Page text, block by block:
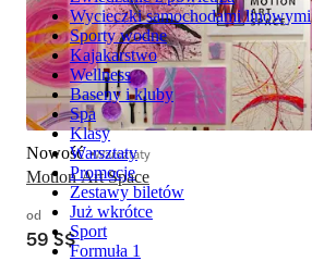
Wycieczki samochodami linowymi
Sporty wodne
Kajakarstwo
Wellness
Baseny i kluby
Spa
Klasy
Warsztaty
Promocje
Zestawy biletów
Już wkrótce
Sport
Formuła 1
Motion Art Space
Nowość Warsztaty
od
59 S$